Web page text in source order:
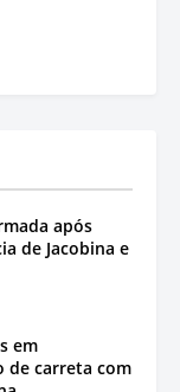
após
de Jacobina e
em
de carreta com